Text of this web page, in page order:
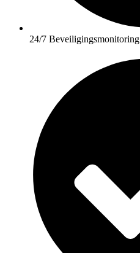
24/7 Beveiligingsmonitoring